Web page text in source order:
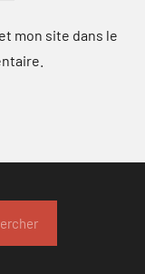
mon site dans le